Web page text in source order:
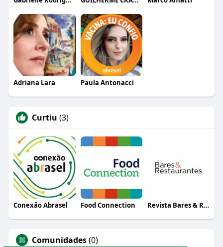
Adriana Lara Paula Antonacci
Curtiu (3)
Conexão Abrasel Food Connection Revista Bares & Restaurantes
Comunidades(0)